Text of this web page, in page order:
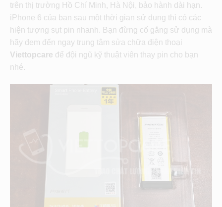
trên thị trường Hồ Chí Minh, Hà Nội, bảo hành dài hạn.
iPhone 6 của bạn sau một thời gian sử dụng thì có các
hiện tượng sụt pin nhanh. Bạn đừng cố gắng sử dụng mà
hãy đem đến ngay trung tâm sửa chữa điện thoại
Viettopcare để đội ngũ kỹ thuật viên thay pin cho bạn
nhé.